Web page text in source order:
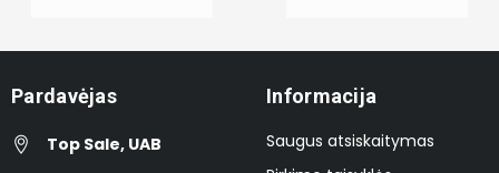
Pardavėjas
Top Sale, UAB
Informacija
Saugus atsiskaitymas